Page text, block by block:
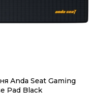
ДАЛІ
Anda Seat Gaming
Pad Black